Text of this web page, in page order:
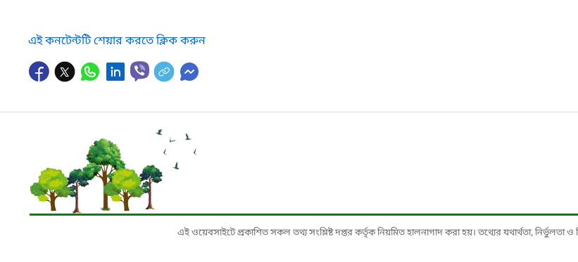
এই কনটেন্টটি শেয়ার করতে ক্লিক করুন
এই ওয়েবসাইটে প্রকাশিত সকল তথ্য সংশ্লিষ্ট দপ্তর কর্তৃক নিয়মিত হালনাগাদ করা হয়। তথ্যের যথার্থতা, নির্ভুলতা ও